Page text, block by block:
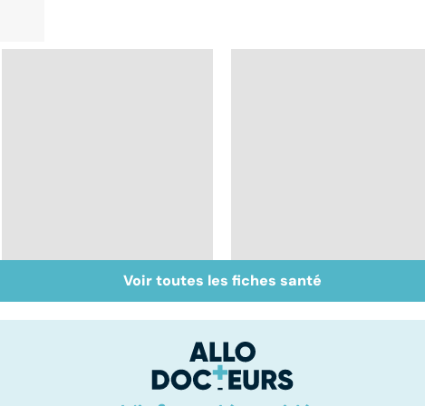
Quand la maladie
entraîne la chute des
Tout savoir sur le
cerveau
Voir toutes les fiches santé